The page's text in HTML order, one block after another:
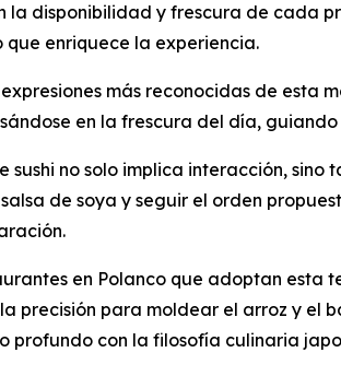
la disponibilidad y frescura de cada
que enriquece la experiencia.
más reconocidas de esta
en la frescura del día,
sushi no solo implica interacción,
de soya y seguir el orden
en Polanco que adoptan esta
precisión para moldear el arroz y el
profundo con la filosofía culinaria